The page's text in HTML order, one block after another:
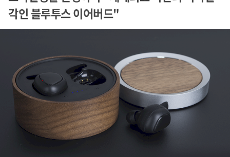
각인 블루투스 이어버드"